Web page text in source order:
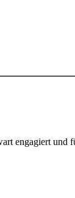
engagiert